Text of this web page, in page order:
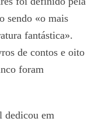
sendo «o mais
fantástica».
de contos e oito
foram
dedicou em